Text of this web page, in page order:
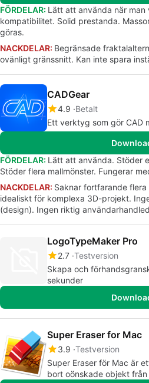
FÖRDELAR: Lätt att använda när man
kompatibilitet. Solid prestanda.
göras.
NACKDELAR: Begränsade
ovänligt gränssnitt. Kan inte spara
CADGear
4.9 Betalt
Ett verktyg som gör CAD
FÖRDELAR: Lätt att använda. Stöder
Stöder flera mallmönster. Fungerar
NACKDELAR: Saknar fortfarande
idealiskt för komplexa 3D-projekt.
(design). Ingen riktig
LogoTypeMaker Pro
2.7 Testversion
Skapa och
sekunder
Super Eraser for Mac
3.9 Testversion
Super Eraser för Mac är
bort oönskade objekt